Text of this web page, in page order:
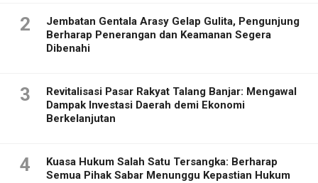
2
Jembatan Gentala Arasy Gelap Gulita, Pengunjung
Berharap Penerangan dan Keamanan Segera
Dibenahi
3
Revitalisasi Pasar Rakyat Talang Banjar: Mengawal
Dampak Investasi Daerah demi Ekonomi
Berkelanjutan
4
Kuasa Hukum Salah Satu Tersangka: Berharap
Semua Pihak Sabar Menunggu Kepastian Hukum